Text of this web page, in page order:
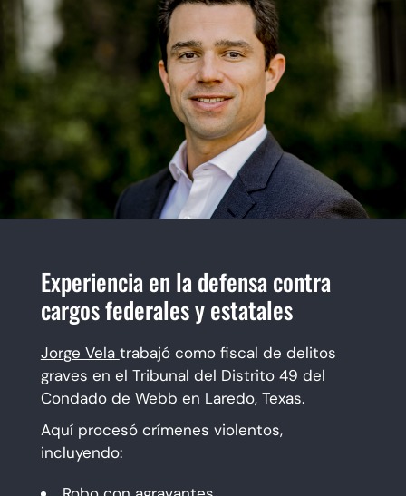
Experiencia en la defensa contra
cargos federales y estatales
Jorge Vela trabajó como fiscal de delitos
graves en el Tribunal del Distrito 49 del
Condado de Webb en Laredo, Texas.
Aquí procesó crímenes violentos,
incluyendo: